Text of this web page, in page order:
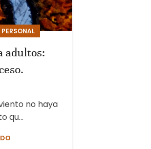
adultos:
no haya
qu...